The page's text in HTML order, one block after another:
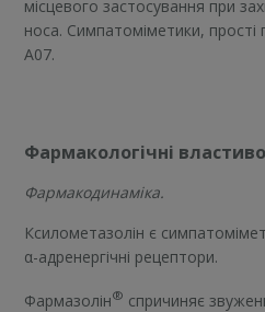
місцевого застосування при
носа. Симпатоміметики,
А07.
Фармакологічні
Фармакодинаміка.
Ксилометазолін є
α-адренергічні рецептори.
Фармазолін® спричиняє